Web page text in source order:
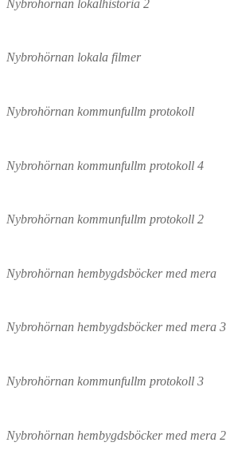
Nybrohörnan lokalhistoria 2
Nybrohörnan lokala filmer
Nybrohörnan kommunfullm protokoll
Nybrohörnan kommunfullm protokoll 4
Nybrohörnan kommunfullm protokoll 2
Nybrohörnan hembygdsböcker med mera
Nybrohörnan hembygdsböcker med mera 3
Nybrohörnan kommunfullm protokoll 3
Nybrohörnan hembygdsböcker med mera 2